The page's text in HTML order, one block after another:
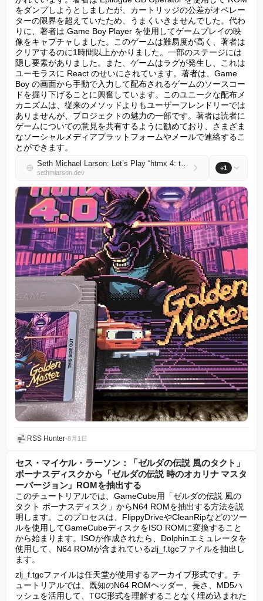
をダンプしようとしましたが、カートリッジの公差がオペレー
ターの限界を超えていたため、うまくいきませんでした。代わ
りに、著者は Game Boy Player を使用してゲームプレイの映
像をキャプチャしました。このゲームは難易度が高く、著者は
クリアするのに1時間以上かかりました。一部のステージには
隠し要素がありました。また、ゲームはラグが発生し、これは
ユーモラスに React のせいにされています。著者は、Game
Boy の画面から手動で入力して配布されるゲームのソースコー
ドを掘り下げることに興奮しています。このユニークな配布メ
カニズムは、従来のメソッドよりもユーザーフレンドリーでは
ありませんが、プロジェクトの魅力の一部です。著者は読者に
ゲームについての意見を共有するように勧めており、さまざま
なソーシャルメディアプラットフォームやメールで連絡するこ
とができます。
Seth Michael Larson: Let’s Play “htmx 4: the game”
sethmlarson.dev
+1
RSS Hunter•8月1日
セス・マイケル・ラーソン：「ゼルダの伝説 風のタクト」
ボーナスディスクから「ゼルダの伝説 時のオカリナ マスタ
ーバージョン」ROMを抽出する
このチュートリアルでは、GameCube用「ゼルダの伝説 風の
タクト ボーナスディスク」からN64 ROMを抽出する方法を説
明します。このプロセスは、FlippyDriveやCleanRipなどのツー
ルを使用してGameCubeディスクをISO ROMに変換すること
から始まります。ISOが作成されたら、Dolphinエミュレータを
使用して、N64 ROMが含まれているzlj_f.tgcファイルを抽出し
ます。
zlj_f.tgcファイルは任天堂が使用するアーカイブ形式です。チ
ュートリアルでは、既知のN64 ROMヘッダー、長さ、MD5ハ
ッシュを活用して、TGC形式を理解することなく埋め込まれた